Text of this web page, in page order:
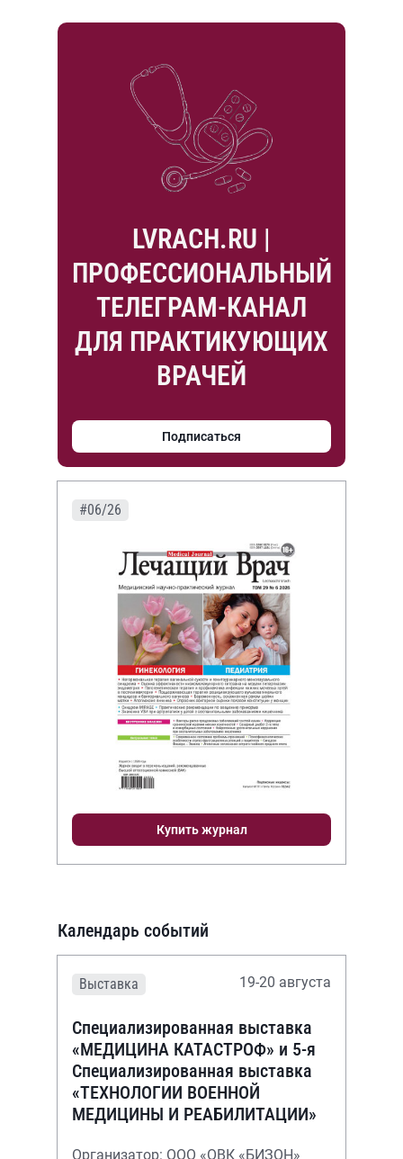
LVRACH.RU |
ПРОФЕССИОНАЛЬНЫЙ
ТЕЛЕГРАМ-КАНАЛ
ДЛЯ ПРАКТИКУЮЩИХ
ВРАЧЕЙ
Подписаться
#06/26
Купить журнал
Календарь событий
Выставка 19-20 августа
Специализированная выставка
«МЕДИЦИНА КАТАСТРОФ» и 5-я
Специализированная выставка
«ТЕХНОЛОГИИ ВОЕННОЙ
МЕДИЦИНЫ И РЕАБИЛИТАЦИИ»
Организатор: ООО «ОВК «БИЗОН»